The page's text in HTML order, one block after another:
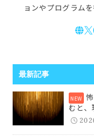
ョンやプログラムを
最新記事
むと、